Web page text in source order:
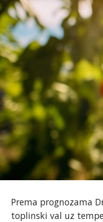
Prema prognozama
toplinski val uz